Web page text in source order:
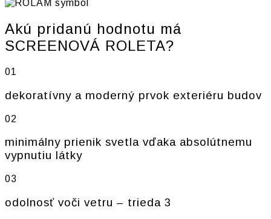
Akú pridanú hodnotu má
SCREENOVÁ ROLETA?
01
dekoratívny a moderný prvok exteriéru budov
02
minimálny prienik svetla vďaka absolútnemu
vypnutiu látky
03
odolnosť voči vetru – trieda 3